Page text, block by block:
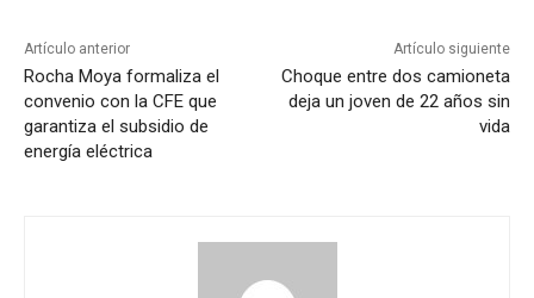
Artículo anterior
Rocha Moya formaliza el
convenio con la CFE que
garantiza el subsidio de
energía eléctrica
Artículo siguiente
Choque entre dos camioneta
deja un joven de 22 años sin
vida